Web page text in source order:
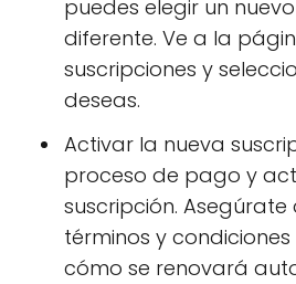
puedes elegir un
diferente. Ve a la
suscripciones y
deseas.
Activar la nueva
proceso de pago y
suscripción. Asegúrate
términos y
cómo se renovará